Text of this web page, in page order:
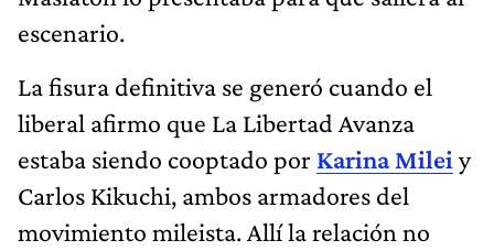
escenario.
La fisura definitiva se generó cuando el
liberal afirmo que La Libertad Avanza
estaba siendo cooptado por Karina Milei y
Carlos Kikuchi, ambos armadores del
movimiento mileista. Allí la relación no